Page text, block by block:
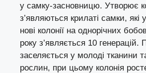
у самку-засновницю. Утворює
з’являються крилаті самки, які
нові колонії на однорічних
року з’являється 10 генерацій.
заселяється у молоді тканини
рослин, при цьому колонія